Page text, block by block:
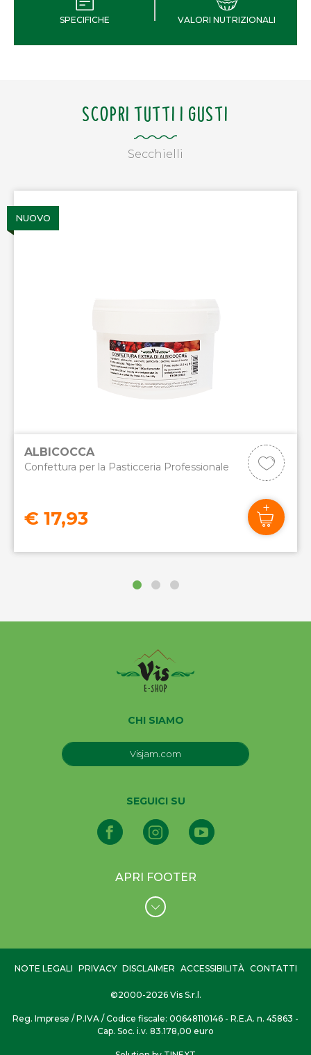
SPECIFICHE VALORI NUTRIZIONALI
SCOPRI TUTTI I GUSTI
Secchielli
NUOVO
ALBICOCCA
Confettura per la Pasticceria Professionale
€ 17,93
CHI SIAMO
Visjam.com
SEGUICI SU
APRI FOOTER
NOTE LEGALI PRIVACY DISCLAIMER ACCESSIBILITÀ CONTATTI
©2000-2026 Vis S.r.l.
Reg. Imprese / P.IVA / Codice fiscale: 00648110146 - R.E.A. n. 45863 -
Cap. Soc. i.v. 83.178,00 euro